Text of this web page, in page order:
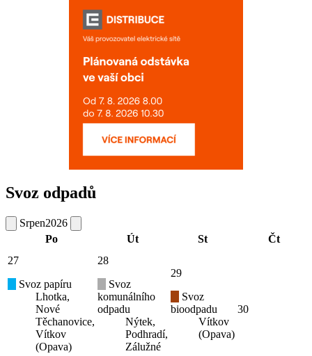
Svoz odpadů
Srpen2026
Po
Út St
Čt
27
Svoz papíru
Lhotka,
Nové
Těchanovice,
Vítkov
(Opava)
28
Svoz
komunálního
odpadu
Nýtek,
Podhradí,
Zálužné
29
Svoz
bioodpadu
Vítkov
(Opava)
30